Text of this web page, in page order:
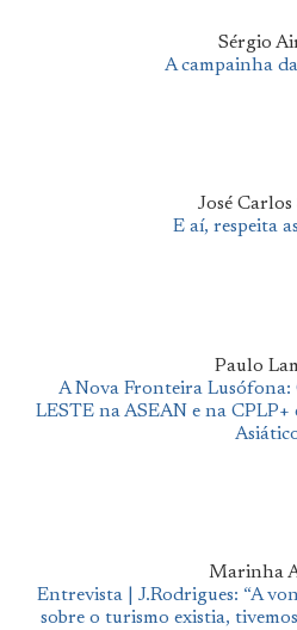
Sérgio
A campainha
José Carlos
E aí, respeita
Paulo
A Nova Fronteira
LESTE na ASEAN e na CPLP+
Marinha
Entrevista | J.Rodrigues: “A
sobre o turismo existia,